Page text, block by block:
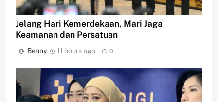
Jelang Hari Kemerdekaan, Mari Jaga
Keamanan dan Persatuan
Benny 11 hours ago 0